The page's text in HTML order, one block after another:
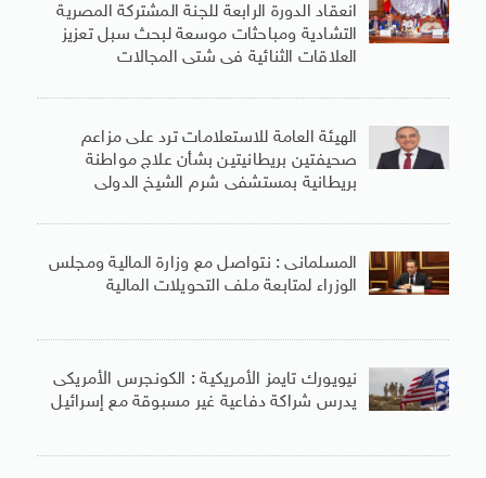
انعقاد الدورة الرابعة للجنة المشتركة المصرية
التشادية ومباحثات موسعة لبحث سبل تعزيز
العلاقات الثنائية فى شتى المجالات
الهيئة العامة للاستعلامات ترد على مزاعم
صحيفتين بريطانيتين بشأن علاج مواطنة
بريطانية بمستشفى شرم الشيخ الدولى
المسلمانى : نتواصل مع وزارة المالية ومجلس
الوزراء لمتابعة ملف التحويلات المالية
نيويورك تايمز الأمريكية : الكونجرس الأمريكى
يدرس شراكة دفاعية غير مسبوقة مع إسرائيل